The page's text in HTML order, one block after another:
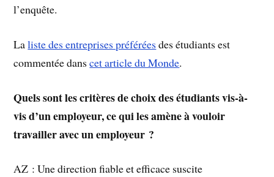
l’enquête.
Laliste des entreprises préférées des étudiants est
commentée danscet article du Monde.
Quels sont les critères de choix des étudiants vis-à-
vis d’un employeur, ce qui les amène à vouloir
travailler avec un employeur ?
AZ : Une direction fiable et efficace suscite